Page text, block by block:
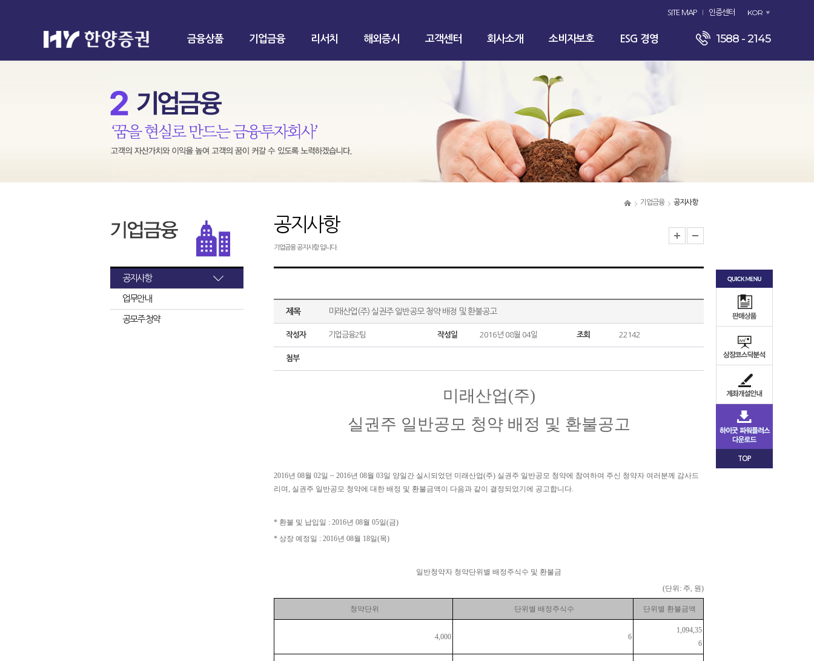
SITE MAP 인증센터 KOR
금융상품 기업금융 리서치 해외증시 고객센터 회사소개 소비자보호 ESG 경영 1588 - 2145
기업금융 공지사항
공지사항
업무안내
공모주 청약
공지사항
기업금융 공지사항 입니다.
제목 미래산업(주) 실권주 일반공모 청약 배정 및 환불공고
작성자 기업금융2팀 작성일 2016년 08월 04일 조회 22142
첨부
미래산업(주)
실권주 일반공모 청약 배정 및 환불공고
2016년 08월 02일 ~ 2016년 08월 03일 양일간 실시되었던 미래산업(주) 실권주 일반공모 청약에 참여하여 주신 청약자 여러분께 감사드
리며, 실권주 일반공모 청약에 대한 배정 및 환불금액이 다음과 같이 결정되었기에 공고합니다.
* 환불 및 납입일 : 2016년 08월 05일(금)
* 상장 예정일 : 2016년 08월 18일(목)
일반청약자 청약단위별 배정주식수 및 환불금
(단위: 주, 원)
청약단위 단위별 배정주식수 단위별 환불금액
4,000 6
1,094,35
6
TOP